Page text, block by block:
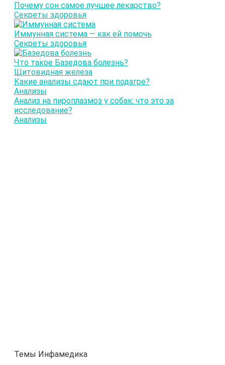
Почему сон самое лучшее лекарство?
Секреты здоровья
Иммунная система — как ей помочь
Секреты здоровья
Что такое Базедова болезнь?
Щитовидная железа
Какие анализы сдают при подагре?
Анализы
Анализ на пироплазмоз у собак: что это за
исследование?
Анализы
Темы Инфамедика